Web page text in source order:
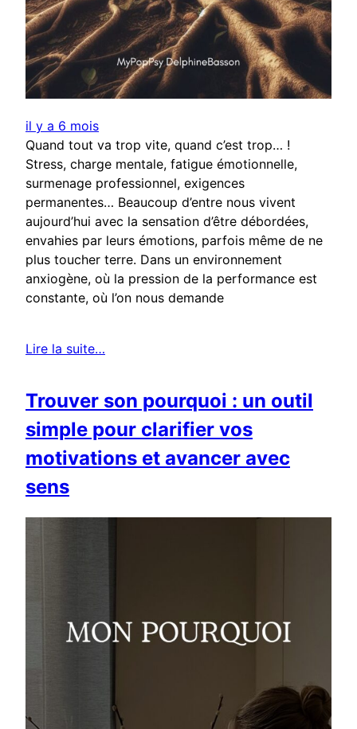
il y a 6 mois
Quand tout va trop vite, quand c’est trop… !
Stress, charge mentale, fatigue émotionnelle,
surmenage professionnel, exigences
permanentes… Beaucoup d’entre nous vivent
aujourd’hui avec la sensation d’être débordées,
envahies par leurs émotions, parfois même de ne
plus toucher terre. Dans un environnement
anxiogène, où la pression de la performance est
constante, où l’on nous demande
Lire la suite…
Trouver son pourquoi : un outil
simple pour clarifier vos
motivations et avancer avec
sens